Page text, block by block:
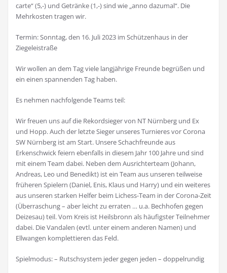
carte“ (5,-) und Getränke (1,-) sind wie „anno dazumal“. Die
Mehrkosten tragen wir.
Termin: Sonntag, den 16. Juli 2023 im Schützenhaus in der
Ziegeleistraße
Wir wollen an dem Tag viele langjährige Freunde begrüßen und
ein einen spannenden Tag haben.
Es nehmen nachfolgende Teams teil:
Wir freuen uns auf die Rekordsieger von NT Nürnberg und Ex
und Hopp. Auch der letzte Sieger unseres Turnieres vor Corona
SW Nürnberg ist am Start. Unsere Schachfreunde aus
Erkenschwick feiern ebenfalls in diesem Jahr 100 Jahre und sind
mit einem Team dabei. Neben dem Ausrichterteam (Johann,
Andreas, Leo und Benedikt) ist ein Team aus unseren teilweise
früheren Spielern (Daniel, Enis, Klaus und Harry) und ein weiteres
aus unseren starken Helfer beim Lichess-Team in der Corona-Zeit
(Überraschung – aber leicht zu erraten … u.a. Bechhofen gegen
Deizesau) teil. Vom Kreis ist Heilsbronn als häufigster Teilnehmer
dabei. Die Vandalen (evtl. unter einem anderen Namen) und
Ellwangen komplettieren das Feld.
Spielmodus: – Rutschsystem jeder gegen jeden – doppelrundig